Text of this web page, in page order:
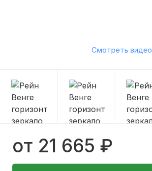
Смотреть видео
от 21 665 ₽